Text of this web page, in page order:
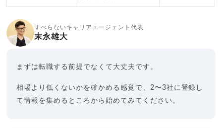
すべらないキャリアエージェント代表
末永雄大
まずは転職する前提でなくて大丈夫です。
相場より低くないかを確かめる感覚で、2〜3社に登録し
て情報を集めるところから始めてみてください。